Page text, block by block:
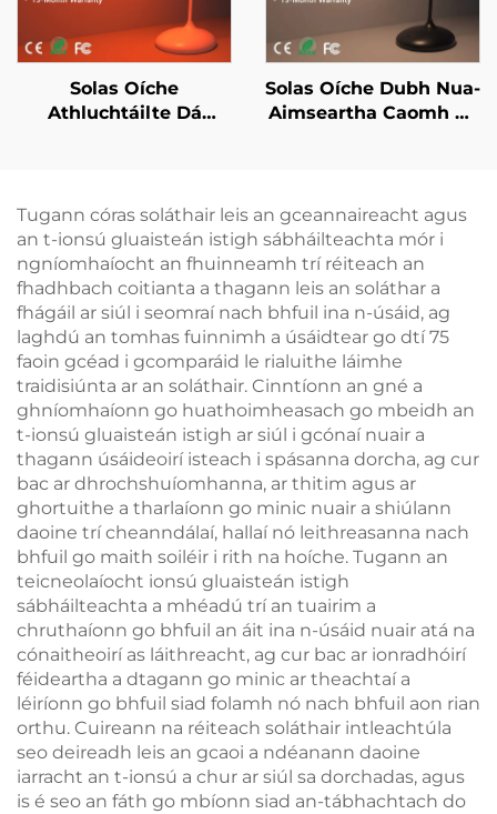
Solas Oíche
Athluchtáilte Dá
Teagmhála le
Cuimhne 18H Fad
Saighdiúr Trí Chineál-
C
Solas Oíche Dubh Nua-
Aimseartha Caomh do
Iomláin le Rialóir
Cuimhneacháin
1800mAh Bataireacht
18H
Tugann córas soláthair leis an gceannaireacht agus
an t-ionsú gluaisteán istigh sábháilteachta mór i
ngníomhaíocht an fhuinneamh trí réiteach an
fhadhbach coitianta a thagann leis an soláthar a
fhágáil ar siúl i seomraí nach bhfuil ina n-úsáid, ag
laghdú an tomhas fuinnimh a úsáidtear go dtí 75
faoin gcéad i gcomparáid le rialuithe láimhe
traidisiúnta ar an soláthair. Cinntíonn an gné a
ghníomhaíonn go huathoimheasach go mbeidh an
t-ionsú gluaisteán istigh ar siúl i gcónaí nuair a
thagann úsáideoirí isteach i spásanna dorcha, ag cur
bac ar dhrochshuíomhanna, ar thitim agus ar
ghortuithe a tharlaíonn go minic nuair a shiúlann
daoine trí cheanndálaí, hallaí nó leithreasanna nach
bhfuil go maith soiléir i rith na hoíche. Tugann an
teicneolaíocht ionsú gluaisteán istigh
sábháilteachta a mhéadú trí an tuairim a
chruthaíonn go bhfuil an áit ina n-úsáid nuair atá na
cónaitheoirí as láithreacht, ag cur bac ar ionradhóirí
féideartha a dtagann go minic ar theachtaí a
léiríonn go bhfuil siad folamh nó nach bhfuil aon rian
orthu. Cuireann na réiteach soláthair intleachtúla
seo deireadh leis an gcaoi a ndéanann daoine
iarracht an t-ionsú a chur ar siúl sa dorchadas, agus
is é seo an fáth go mbíonn siad an-tábhachtach do